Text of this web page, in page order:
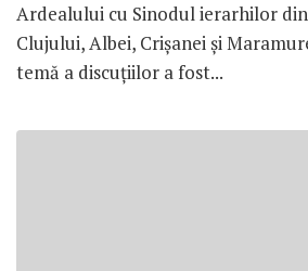
Ardealului cu Sinodul ierarhilor
Clujului, Albei, Crişanei şi
temă a discuţiilor a fost...